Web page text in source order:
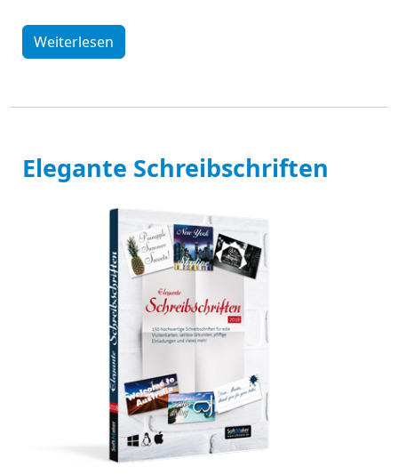
Weiterlesen
Elegante Schreibschriften